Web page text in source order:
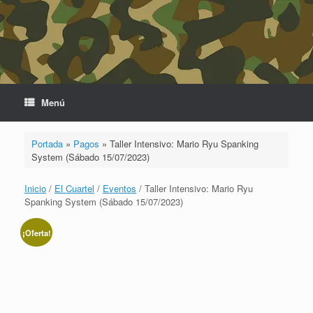
Saltar
al
contenido
Menú
Portada» Pagos » Taller Intensivo: Mario Ryu Spanking
System (Sábado 15/07/2023)
Inicio / El Cuartel / Eventos / Taller Intensivo: Mario Ryu
Spanking System (Sábado 15/07/2023)
¡Oferta!